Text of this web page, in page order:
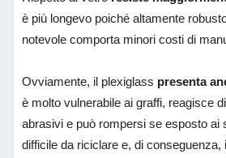
è più longevo poiché altamente
notevole comporta minori costi di
Ovviamente, il plexiglass presenta
è molto vulnerabile ai graffi, reagisce
abrasivi e può rompersi se esposto ai
difficile da riciclare e, di conseguenza,